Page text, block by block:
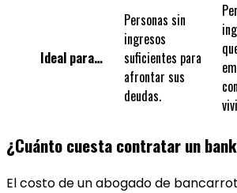
Ideal para…
Personas sin
ingresos
suficientes para
afrontar sus
deudas.
¿Cuánto cuesta contratar un
El costo de un abogado de